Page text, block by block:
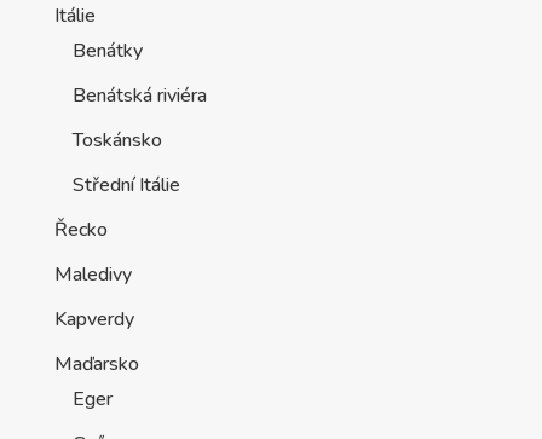
Itálie
Benátky
Benátská riviéra
Toskánsko
Střední Itálie
Řecko
Maledivy
Kapverdy
Maďarsko
Eger